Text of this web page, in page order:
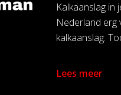
Kalkaanslag
Nederland erg
kalkaanslag.
Lees meer